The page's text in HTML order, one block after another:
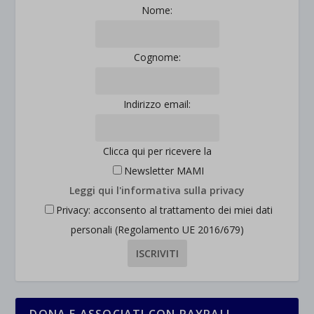
Nome:
Cognome:
Indirizzo email:
Clicca qui per ricevere la
Newsletter MAMI
Leggi qui l'informativa sulla privacy
Privacy: acconsento al trattamento dei miei dati
personali (Regolamento UE 2016/679)